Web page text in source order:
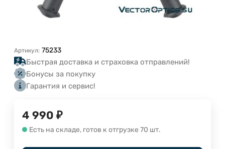
Артикул: 75233
Быстрая доставка и страховка отправлений!
Бонусы за покупку
Гарантия и сервис!
4 990 ₽
Есть на складе, готов к отгрузке 70 шт.